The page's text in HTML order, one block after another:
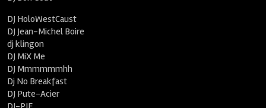
DJ HoloWestCaust
DJ Jean-Michel Boire
dj klingon
DJ MiX Me
DJ Mmmmmmhh
Dj No Breakfast
DJ Pute-Acier